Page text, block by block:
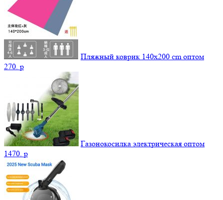
Пляжный коврик 140х200 cm оптом
270. p
Газонокосилка электрическая оптом
1470. p